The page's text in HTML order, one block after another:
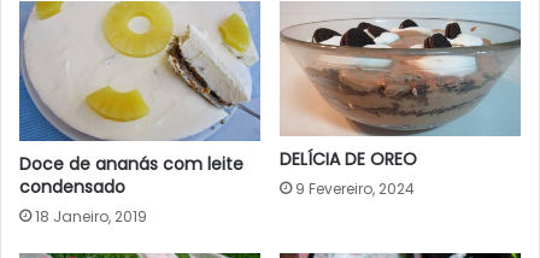
Doce de ananás com leite
condensado
18 Janeiro, 2019
DELÍCIA DE OREO
9 Fevereiro, 2024